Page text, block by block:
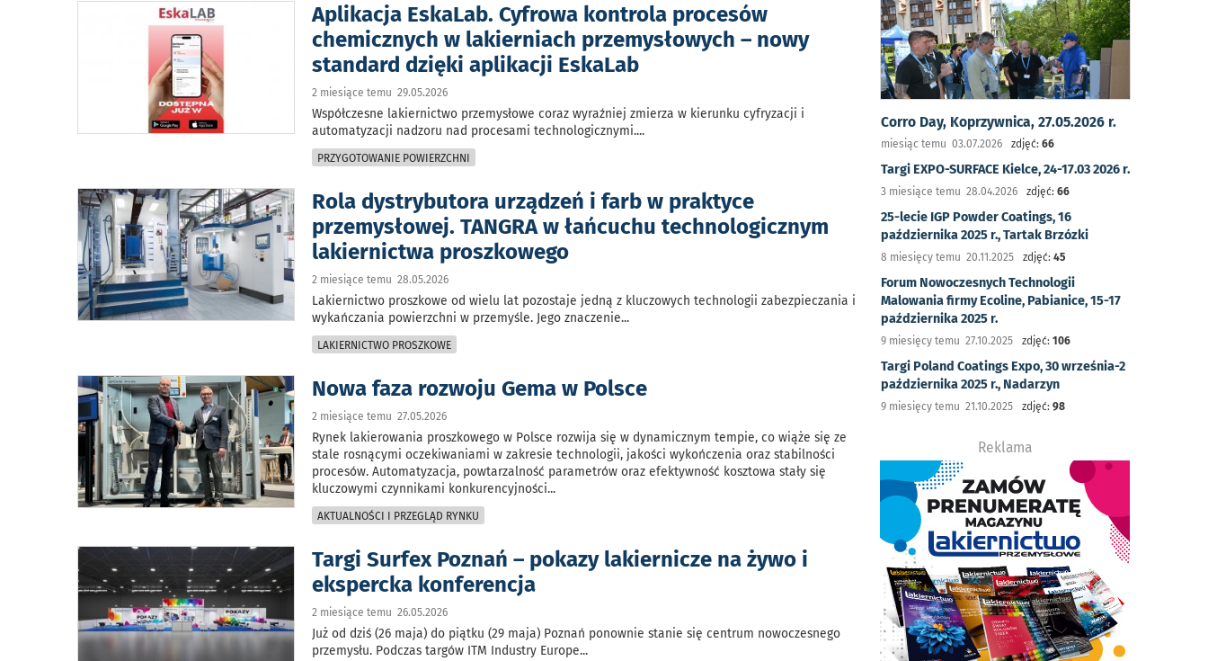
Aplikacja EskaLab. Cyfrowa kontrola procesów
chemicznych w lakierniach przemysłowych – nowy
standard dzięki aplikacji EskaLab
2 miesiące temu 29.05.2026
Współczesne lakiernictwo przemysłowe coraz wyraźniej zmierza w kierunku cyfryzacji i
automatyzacji nadzoru nad procesami technologicznymi....
PRZYGOTOWANIE POWIERZCHNI
Rola dystrybutora urządzeń i farb w praktyce
przemysłowej. TANGRA w łańcuchu technologicznym
lakiernictwa proszkowego
2 miesiące temu 28.05.2026
Lakiernictwo proszkowe od wielu lat pozostaje jedną z kluczowych technologii zabezpieczania i
wykańczania powierzchni w przemyśle. Jego znaczenie...
LAKIERNICTWO PROSZKOWE
Nowa faza rozwoju Gema w Polsce
2 miesiące temu 27.05.2026
Rynek lakierowania proszkowego w Polsce rozwija się w dynamicznym tempie, co wiąże się ze
stale rosnącymi oczekiwaniami w zakresie technologii, jakości wykończenia oraz stabilności
procesów. Automatyzacja, powtarzalność parametrów oraz efektywność kosztowa stały się
kluczowymi czynnikami konkurencyjności...
AKTUALNOŚCI I PRZEGLĄD RYNKU
Targi Surfex Poznań – pokazy lakiernicze na żywo i
ekspercka konferencja
2 miesiące temu 26.05.2026
Już od dziś (26 maja) do piątku (29 maja) Poznań ponownie stanie się centrum nowoczesnego
przemysłu. Podczas targów ITM Industry Europe...
Corro Day, Koprzywnica, 27.05.2026 r.
miesiąc temu 03.07.2026 zdjęć: 66
Targi EXPO-SURFACE Kielce, 24-17.03 2026 r.
3 miesiące temu 28.04.2026 zdjęć: 66
25-lecie IGP Powder Coatings, 16
października 2025 r., Tartak Brzózki
8 miesięcy temu 20.11.2025 zdjęć: 45
Forum Nowoczesnych Technologii
Malowania firmy Ecoline, Pabianice, 15-17
października 2025 r.
9 miesięcy temu 27.10.2025 zdjęć: 106
Targi Poland Coatings Expo, 30 września-2
października 2025 r., Nadarzyn
9 miesięcy temu 21.10.2025 zdjęć: 98
Reklama